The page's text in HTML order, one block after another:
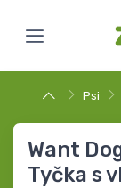
Psi
Want
Tyčka s